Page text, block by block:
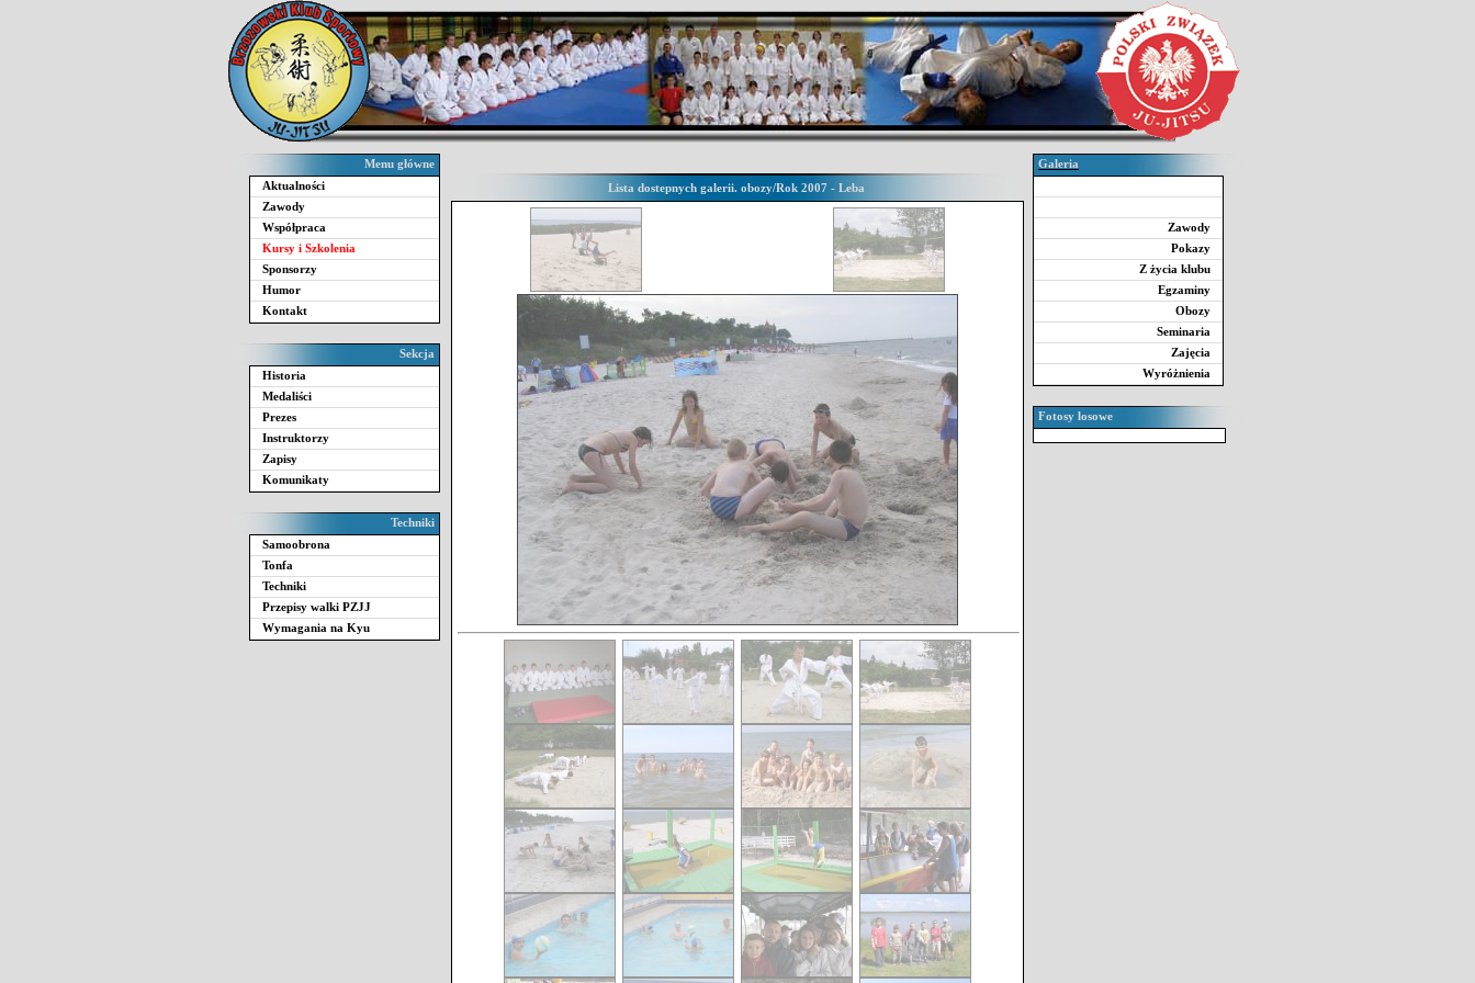
Menu główne
Aktualności
Zawody
Współpraca
Kursy i Szkolenia
Sponsorzy
Humor
Kontakt
Sekcja
Historia
Medaliści
Prezes
Instruktorzy
Zapisy
Komunikaty
Techniki
Samoobrona
Tonfa
Techniki
Przepisy walki PZJJ
Wymagania na Kyu
Lista dostepnych galerii. obozy/Rok 2007 - Leba
Galeria
Zawody
Pokazy
Z życia klubu
Egzaminy
Obozy
Seminaria
Zajęcia
Wyróżnienia
Fotosy losowe